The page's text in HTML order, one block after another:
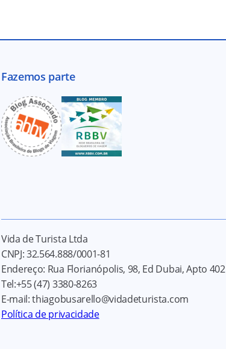
Fazemos parte
Vida de Turista Ltda
CNPJ:32.564.888/0001-81
Endereço: Rua Florianópolis, 98, Ed Dubai, Apto 402
Tel:+55 (47) 3380-8263
E-mail:thiagobusarello@vidadeturista.com
Política de privacidade